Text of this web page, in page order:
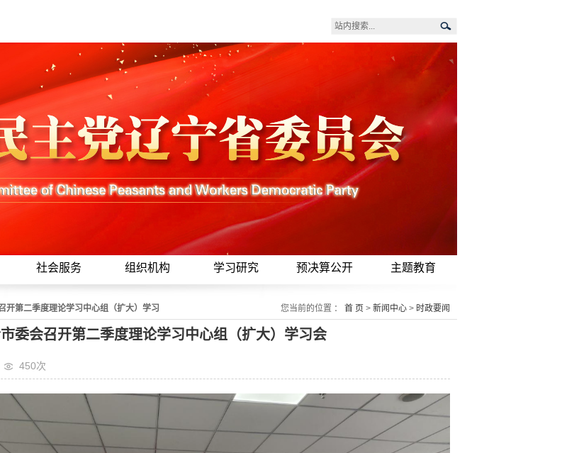
社会服务 组织机构 学习研究 预决算公开 主题教育
开第二季度理论学习中心组（扩大）学习 您当前的位置 ： 首 页 > 新闻中心 > 时政要闻
委会召开第二季度理论学习中心组（扩大）学习会
450次